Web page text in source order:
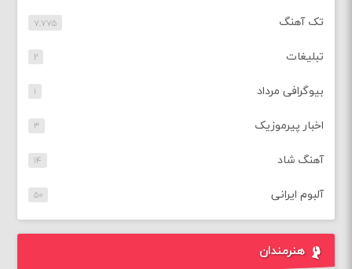
تک آهنگ ۷,۷۷۵
تبلیغات ۲
بیوگرافی مرداد ۱
اخبار پیرموزیک ۳
آهنگ شاد ۱۴
آلبوم ایرانی ۵۰
هنرمندان